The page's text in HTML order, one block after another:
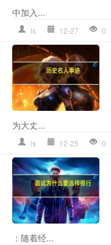
中加入...
ls 12-27 0
为大丈...
ls 12-25 0
：随着经...